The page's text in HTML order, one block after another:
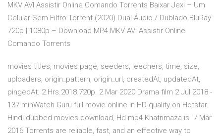
MKV AVI Assistir Online Comando Torrents Baixar Jexi – Um
Celular Sem Filtro Torrent (2020) Dual Áudio / Dublado BluRay
720p | 1080p – Download MP4 MKV AVI Assistir Online
Comando Torrents
movies titles, movies page, seeders, leechers, time, size,
uploaders, origin_pattern, origin_url, createdAt, updatedAt,
pingedAt. 2.Hrs.2018.720p. 2 Mar 2020 Drama film 2 Jul 2018 -
137 minWatch Guru full movie online in HD quality on Hotstar.
Hindi dubbed movies download, Hd mp4 Khatrimaza is 7 Mar
2016 Torrents are reliable, fast, and an effective way to